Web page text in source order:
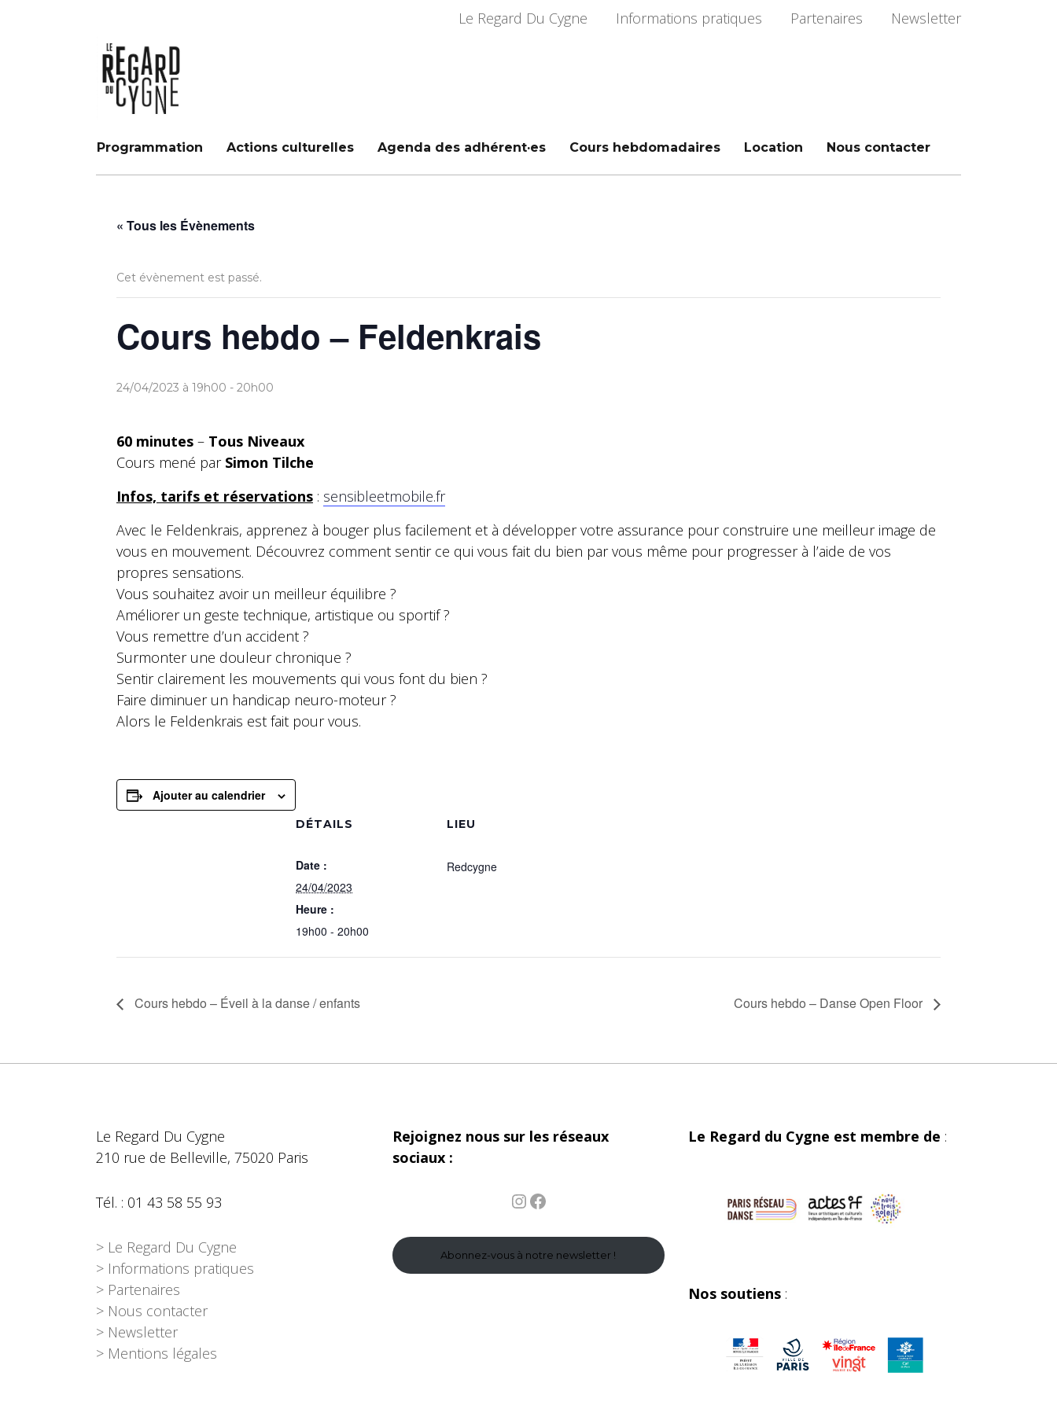
Le Regard Du Cygne Informations pratiques Partenaires Newsletter
Programmation Actions culturelles Agenda des adhérent·es Cours hebdomadaires Location Nous contacter
« Tous les Évènements
Cet évènement est passé.
Cours hebdo – Feldenkrais
24/04/2023 à 19h00 - 20h00
60 minutes – Tous Niveaux
Cours mené par Simon Tilche
Infos, tarifs et réservations : sensibleetmobile.fr
Avec le Feldenkrais, apprenez à bouger plus facilement et à développer votre assurance pour construire une meilleur image de
vous en mouvement. Découvrez comment sentir ce qui vous fait du bien par vous même pour progresser à l’aide de vos
propres sensations.
Vous souhaitez avoir un meilleur équilibre ?
Améliorer un geste technique, artistique ou sportif ?
Vous remettre d’un accident ?
Surmonter une douleur chronique ?
Sentir clairement les mouvements qui vous font du bien ?
Faire diminuer un handicap neuro-moteur ?
Alors le Feldenkrais est fait pour vous.
Ajouter au calendrier
DÉTAILS
Date :
24/04/2023
Heure :
19h00 - 20h00
LIEU
Redcygne
Cours hebdo – Éveil à la danse / enfants Cours hebdo – Danse Open Floor
Le Regard Du Cygne
210 rue de Belleville, 75020 Paris
Tél. : 01 43 58 55 93
> Le Regard Du Cygne
> Informations pratiques
> Partenaires
> Nous contacter
> Newsletter
> Mentions légales
Rejoignez nous sur les réseaux
sociaux :
InstagramFacebook
Abonnez-vous à notre newsletter !
Le Regard du Cygne est membre de :
Nos soutiens :